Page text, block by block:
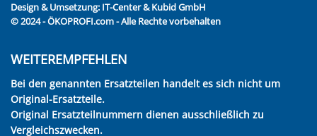
Design & Umsetzung: IT-Center & Kubid GmbH
© 2024 - ÖKOPROFI.com - Alle Rechte vorbehalten
WEITEREMPFEHLEN
Bei den genannten Ersatzteilen handelt es sich nicht um
Original-Ersatzteile.
Original Ersatzteilnummern dienen ausschließlich zu
Vergleichszwecken.